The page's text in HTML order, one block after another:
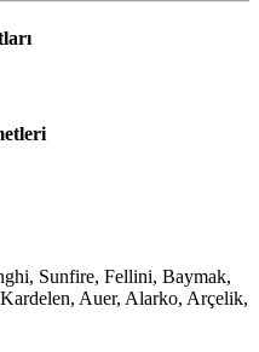
Sunfire, Fellini, Baymak,
Auer, Alarko, Arçelik,